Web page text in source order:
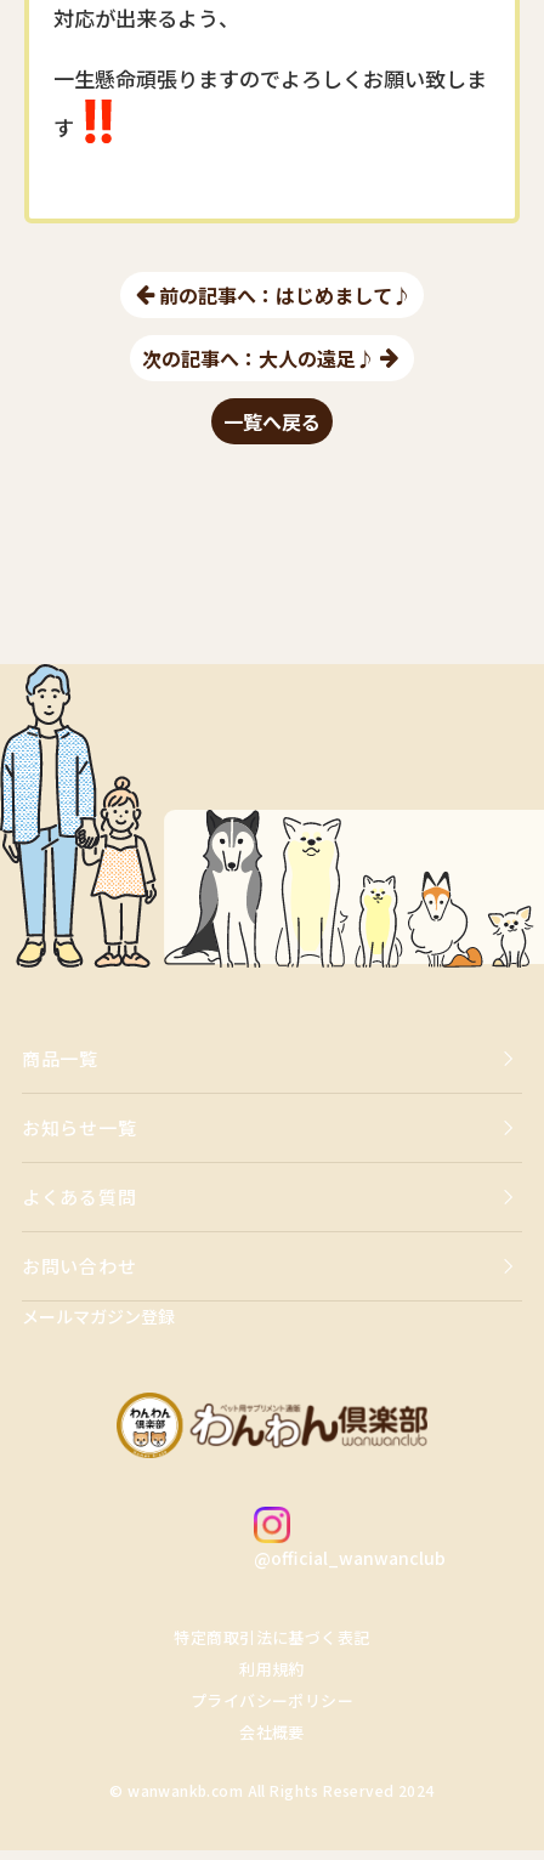
対応が出来るよう、
一生懸命頑張りますのでよろしくお願い致しま
す
前の記事へ：はじめまして♪
一覧へ戻る
次の記事へ：大人の遠足♪
商品一覧
お知らせ一覧
よくある質問
お問い合わせ
メールマガジン登録
@official_wanwanclub
特定商取引法に基づく表記
利用規約
プライバシーポリシー
会社概要
© wanwankb.com All Rights Reserved 2024